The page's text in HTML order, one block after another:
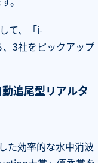
て、「i-
3社をピックアップ
追尾型リアルタ
た効率的な水中消波